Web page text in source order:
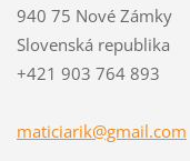
940 75 Nové Zámky
Slovenská republika
+421 903 764 893
maticiarik@gmail.com